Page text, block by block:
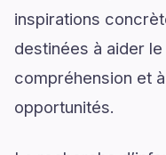
inspirations
destinées à aider
compréhension et
opportunités.